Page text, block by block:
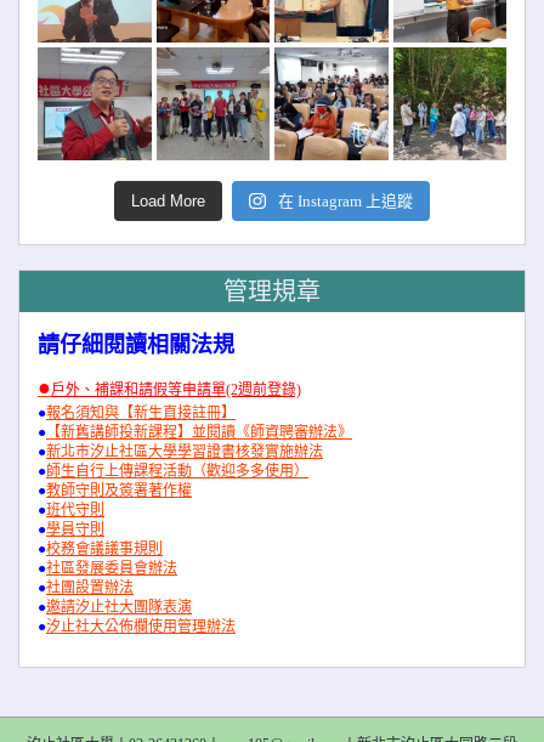
Load More 在 Instagram 上追蹤
管理規章
請仔細閱讀相關法規
●戶外、補課和請假等申請單(2週前登錄)
●報名須知與【新生直接註冊】
● 【新舊講師投新課程】並閱讀《師資聘審辦法》
●新北市汐止社區大學學習證書核發實施辦法
●師生自行上傳課程活動（歡迎多多使用）
●教師守則及簽署著作權
●班代守則
●學員守則
●校務會議議事規則
●社區發展委員會辦法
●社團設置辦法
●邀請汐止社大團隊表演
●汐止社大公佈欄使用管理辦法